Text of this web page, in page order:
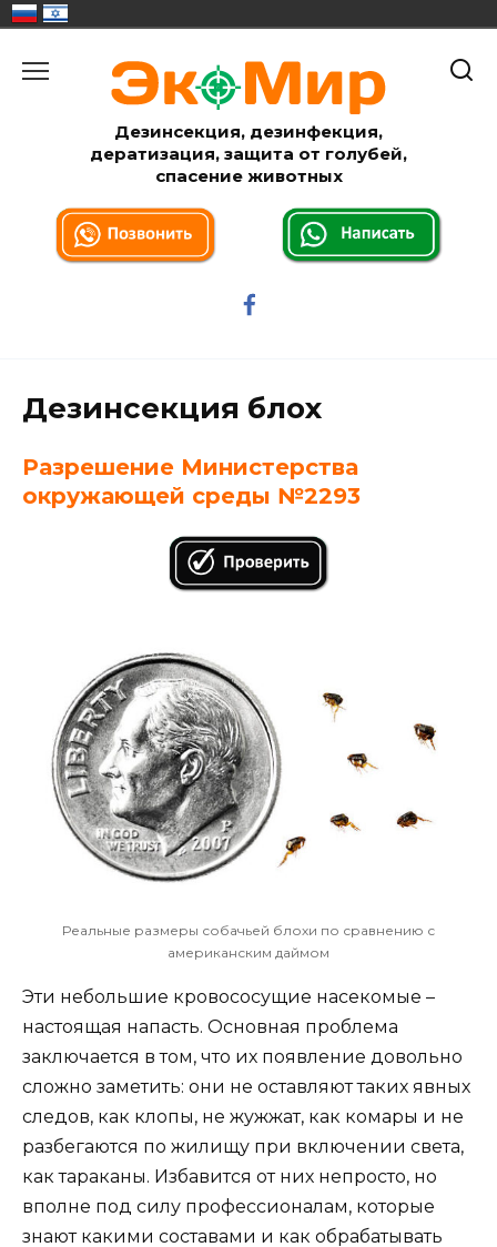
содержанию
Дезинсекция, дезинфекция,
дератизация, защита от голубей,
спасение животных
Дезинсекция блох
Разрешение Министерства
окружающей среды №2293
Реальные размеры собачьей блохи по сравнению с
американским даймом
Эти небольшие кровососущие насекомые –
настоящая напасть. Основная проблема
заключается в том, что их появление довольно
сложно заметить: они не оставляют таких явных
следов, как клопы, не жужжат, как комары и не
разбегаются по жилищу при включении света,
как тараканы. Избавится от них непросто, но
вполне под силу профессионалам, которые
знают какими составами и как обрабатывать